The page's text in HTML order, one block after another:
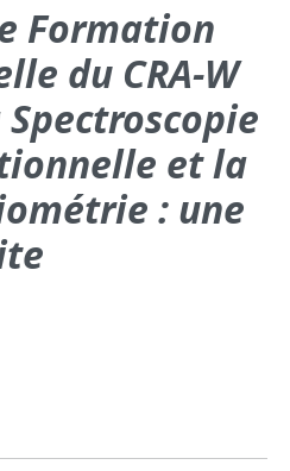
Formation
du CRA-W
et la
: une